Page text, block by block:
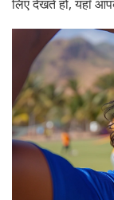
लिए देखते हों, यहाँ